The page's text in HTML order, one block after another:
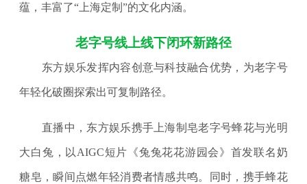
蕴，丰富了“上海定制”的文化内涵。
老字号线上线下闭环新路径
东方娱乐发挥内容创意与科技融合优势，为老字号
年轻化破圈探索出可复制路径。
直播中，东方娱乐携手上海制皂老字号蜂花与光明
大白兔，以AIGC短片《兔兔花花游园会》首发联名奶
糖皂，瞬间点燃年轻消费者情感共鸣。同时，携手蜂花